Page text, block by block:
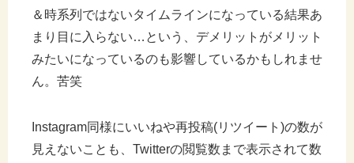
＆時系列ではないタイムラインになっている結果あ
まり目に入らない…という、デメリットがメリット
みたいになっているのも影響しているかもしれませ
ん。苦笑
Instagram同様にいいねや再投稿(リツイート)の数が
見えないことも、Twitterの閲覧数まで表示されて数